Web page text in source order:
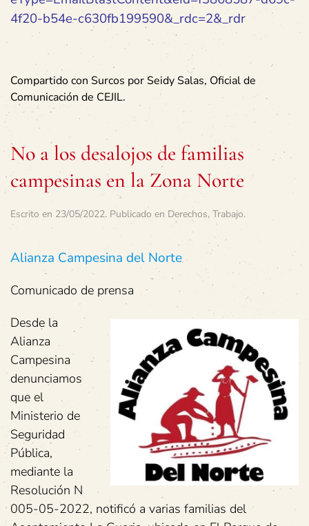
4f20-b54e-c630fb199590&_rdc=2&_rdr
Compartido con Surcos por Seidy Salas, Oficial de
Comunicación de CEJIL.
No a los desalojos de familias
campesinas en la Zona Norte
Escrito en 23/05/2022. Publicado en Derechos, Trabajo.
Alianza Campesina del Norte
Comunicado de prensa
Desde la
Alianza
Campesina
denunciamos
que el
Ministerio de
Seguridad
Pública,
mediante la
Resolución N
005-05-2022, notificó a varias familias del